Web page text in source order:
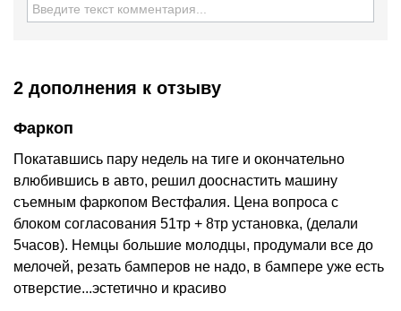
2 дополнения к отзыву
Фаркоп
Покатавшись пару недель на тиге и окончательно
влюбившись в авто, решил дооснастить машину
съемным фаркопом Вестфалия. Цена вопроса с
блоком согласования 51тр + 8тр установка, (делали
5часов). Немцы большие молодцы, продумали все до
мелочей, резать бамперов не надо, в бампере уже есть
отверстие...эстетично и красиво